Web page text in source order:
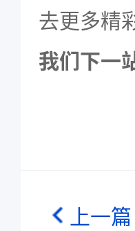
去更多精
我们下一
上一篇